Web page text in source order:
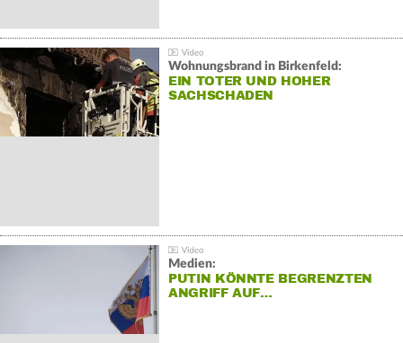
Wohnungsbrand in Birkenfeld:
EIN TOTER UND HOHER
SACHSCHADEN
Medien:
PUTIN KÖNNTE BEGRENZTEN
ANGRIFF AUF…